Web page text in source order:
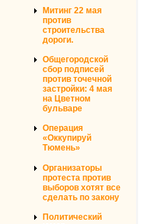
Митинг 22 мая
против
строительства
дороги.
Общегородской
сбор подписей
против точечной
застройки: 4 мая
на Цветном
бульваре
Операция
«Оккупируй
Тюмень»
Организаторы
протеста против
выборов хотят все
сделать по закону
Политический